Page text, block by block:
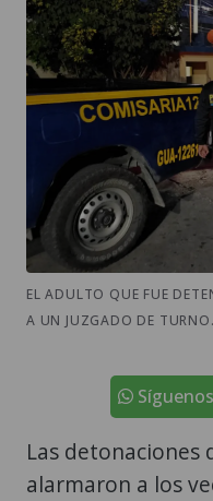
EL ADULTO QUE FUE
A UN JUZGADO DE
Las detonaciones
alarmaron a los